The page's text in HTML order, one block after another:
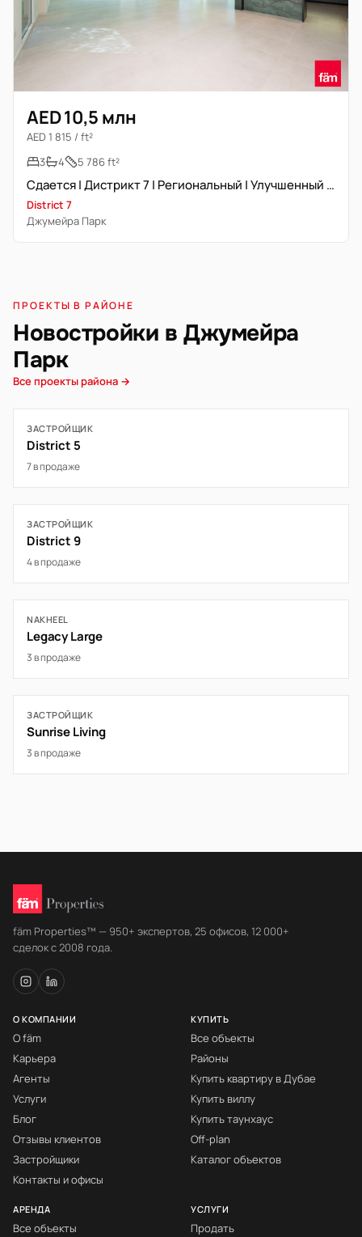
AED 10,5 млн
AED 1 815 / ft²
3
4 5 786 ft²
Сдается | Дистрикт 7 | Региональный | Улучшенный | Бассейн
District 7
Джумейра Парк
ПРОЕКТЫ В РАЙОНЕ
Новостройки в Джумейра
Парк
Все проекты района →
ЗАСТРОЙЩИК
District 5
7 в продаже
ЗАСТРОЙЩИК
District 9
4 в продаже
NAKHEEL
Legacy Large
3 в продаже
ЗАСТРОЙЩИК
Sunrise Living
3 в продаже
fäm Properties™ — 950+ экспертов, 25 офисов, 12 000+
сделок с 2008 года.
О КОМПАНИИ
О fäm
Карьера
Агенты
Услуги
Блог
Отзывы клиентов
Застройщики
Контакты и офисы
КУПИТЬ
Все объекты
Районы
Купить квартиру в Дубае
Купить виллу
Купить таунхаус
Off-plan
Каталог объектов
АРЕНДА
Все объекты
УСЛУГИ
Продать